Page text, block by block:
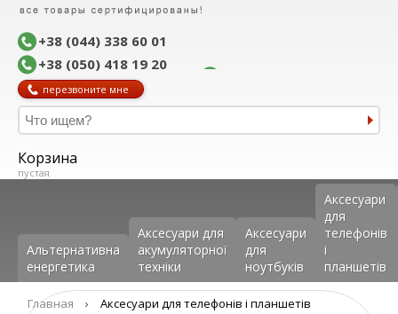
+38 (044) 338 60 01
+38 (050) 418 19 20
перезвоните мне
Корзина
пустая
Альтернативна
енергетика
Аксесуари для
акумуляторної
техніки
Аксесуари
для
ноутбуків
Аксеcуари
для
телефонів
і
планшетів
Главная ›
Аксеcуари для телефонів і планшетів